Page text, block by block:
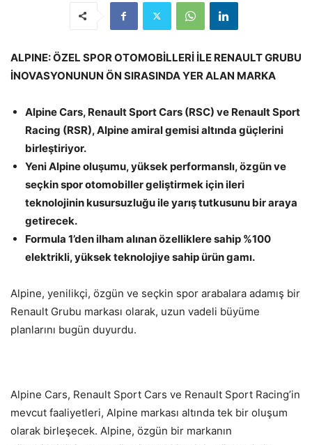
ALPINE: ÖZEL SPOR OTOMOBİLLERİ İLE RENAULT GRUBU
İNOVASYONUNUN ÖN SIRASINDA YER ALAN MARKA
Alpine Cars, Renault Sport Cars (RSC) ve Renault Sport
Racing (RSR), Alpine amiral gemisi altında güçlerini
birleştiriyor.
Yeni Alpine oluşumu, yüksek performanslı, özgün ve
seçkin spor otomobiller geliştirmek için ileri
teknolojinin kusursuzluğu ile yarış tutkusunu bir araya
getirecek.
Formula 1’den ilham alınan özelliklere sahip %100
elektrikli, yüksek teknolojiye sahip ürün gamı.
Alpine, yenilikçi, özgün ve seçkin spor arabalara adamış bir
Renault Grubu markası olarak, uzun vadeli büyüme
planlarını bugün duyurdu.
Alpine Cars, Renault Sport Cars ve Renault Sport Racing’in
mevcut faaliyetleri, Alpine markası altında tek bir oluşum
olarak birleşecek. Alpine, özgün bir markanın